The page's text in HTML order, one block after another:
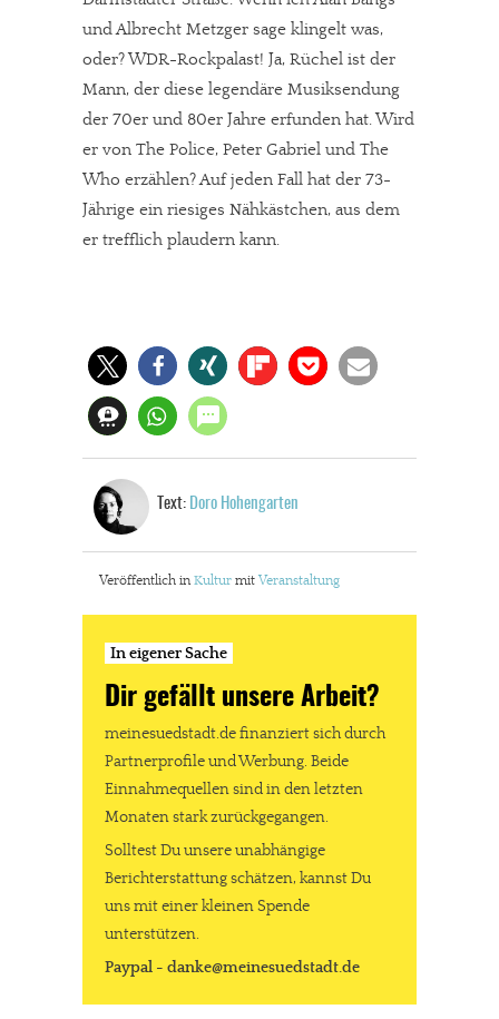
und Albrecht Metzger sage klingelt was,
oder? WDR-Rockpalast! Ja, Rüchel ist der
Mann, der diese legendäre Musiksendung
der 70er und 80er Jahre erfunden hat. Wird
er von The Police, Peter Gabriel und The
Who erzählen? Auf jeden Fall hat der 73-
Jährige ein riesiges Nähkästchen, aus dem
er trefflich plaudern kann.
Text: Doro Hohengarten
Veröffentlich in Kultur mit Veranstaltung
In eigener Sache
Dir gefällt unsere Arbeit?
meinesuedstadt.de finanziert sich durch
Partnerprofile und Werbung. Beide
Einnahmequellen sind in den letzten
Monaten stark zurückgegangen.
Solltest Du unsere unabhängige
Berichterstattung schätzen, kannst Du
uns mit einer kleinen Spende
unterstützen.
Paypal - danke@meinesuedstadt.de